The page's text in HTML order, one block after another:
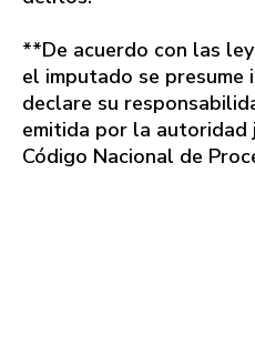
**De acuerdo con las
el imputado se presume
declare su
emitida por la
Código Nacional de